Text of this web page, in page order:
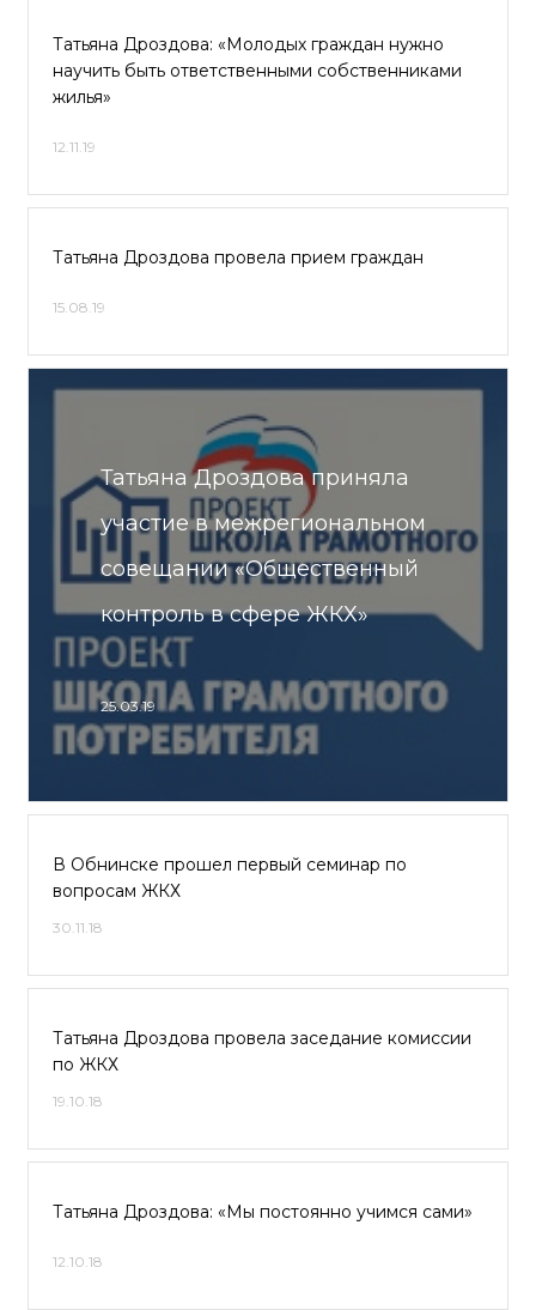
Татьяна Дроздова: «Молодых граждан нужно
научить быть ответственными собственниками
жилья»
12.11.19
Татьяна Дроздова провела прием граждан
15.08.19
Татьяна Дроздова приняла
участие в межрегиональном
совещании «Общественный
контроль в сфере ЖКХ»
25.03.19
В Обнинске прошел первый семинар по
вопросам ЖКХ
30.11.18
Татьяна Дроздова провела заседание комиссии
по ЖКХ
19.10.18
Татьяна Дроздова: «Мы постоянно учимся сами»
12.10.18